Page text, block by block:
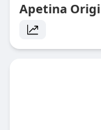
Apetina